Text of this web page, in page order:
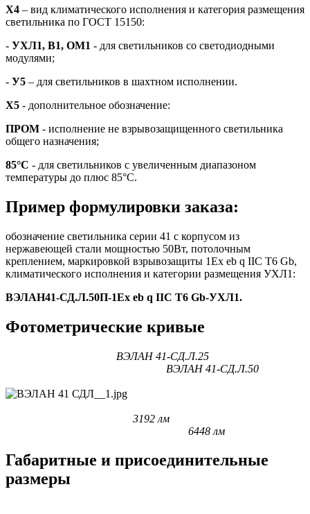
Х4 – вид климатического исполнения и категория размещения
светильника по ГОСТ 15150:
- УХЛ1, В1, ОМ1 - для светильников со светодиодными
модулями;
- У5 – для светильников в шахтном исполнении.
Х5 - дополнительное обозначение:
ПРОМ - исполнение не взрывозащищенного светильника
общего назначения;
85°C - для светильников с увеличенным диапазоном
температуры до плюс 85°C.
Пример формулировки заказа:
обозначение светильника серии 41 с корпусом из
нержавеющей стали мощностью 50Вт, потолочным
креплением, маркировкой взрывозащиты 1Ex eb q IIC T6 Gb,
климатического исполнения и категории размещения УХЛ1:
ВЭЛАН41-СД.Л.50П-1Ex eb q IIC T6 Gb-УХЛ1.
Фотометрические кривые
ВЭЛАН 41-СД.Л.25
ВЭЛАН 41-СД.Л.50
3192 лм
6448 лм
Габаритные и присоединительные
размеры